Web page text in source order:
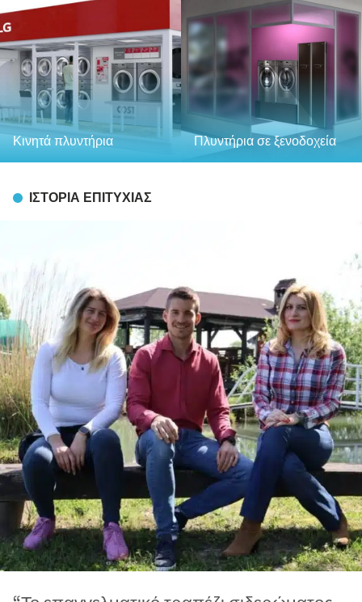
Κινητά πλυντήρια Πλυντήρια σε ξενοδοχεία
ΙΣΤΟΡΊΑ ΕΠΙΤΥΧΊΑΣ